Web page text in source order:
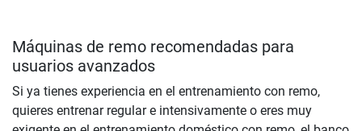
Máquinas de remo recomendadas para
usuarios avanzados
Si ya tienes experiencia en el entrenamiento con remo,
quieres entrenar regular e intensivamente o eres muy